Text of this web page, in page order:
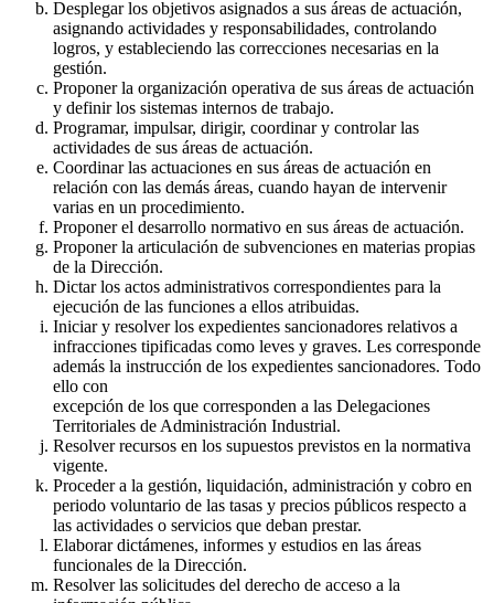
Desplegar los objetivos asignados a sus áreas de actuación,
asignando actividades y responsabilidades, controlando
logros, y estableciendo las correcciones necesarias en la
gestión.
Proponer la organización operativa de sus áreas de actuación
y definir los sistemas internos de trabajo.
Programar, impulsar, dirigir, coordinar y controlar las
actividades de sus áreas de actuación.
Coordinar las actuaciones en sus áreas de actuación en
relación con las demás áreas, cuando hayan de intervenir
varias en un procedimiento.
Proponer el desarrollo normativo en sus áreas de actuación.
Proponer la articulación de subvenciones en materias propias
de la Dirección.
Dictar los actos administrativos correspondientes para la
ejecución de las funciones a ellos atribuidas.
Iniciar y resolver los expedientes sancionadores relativos a
infracciones tipificadas como leves y graves. Les corresponde
además la instrucción de los expedientes sancionadores. Todo
ello con
excepción de los que corresponden a las Delegaciones
Territoriales de Administración Industrial.
Resolver recursos en los supuestos previstos en la normativa
vigente.
Proceder a la gestión, liquidación, administración y cobro en
periodo voluntario de las tasas y precios públicos respecto a
las actividades o servicios que deban prestar.
Elaborar dictámenes, informes y estudios en las áreas
funcionales de la Dirección.
Resolver las solicitudes del derecho de acceso a la